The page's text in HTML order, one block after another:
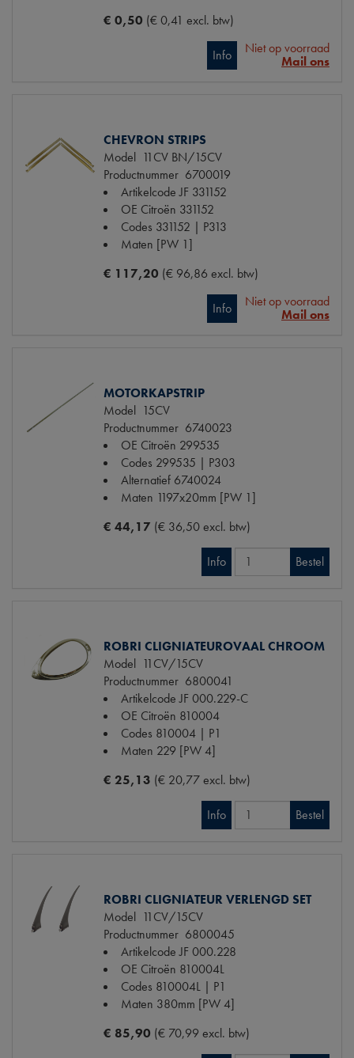
€ 0,50 (€ 0,41 excl. btw)
Info
Niet op voorraad
Mail ons
CHEVRON STRIPS
Model 11CV BN/15CV
Productnummer 6700019
Artikelcode JF 331152
OE Citroën 331152
Codes 331152 | P313
Maten [PW 1]
€ 117,20 (€ 96,86 excl. btw)
Info
Niet op voorraad
Mail ons
MOTORKAPSTRIP
Model 15CV
Productnummer 6740023
OE Citroën 299535
Codes 299535 | P303
Alternatief 6740024
Maten 1197x20mm [PW 1]
€ 44,17 (€ 36,50 excl. btw)
Info Bestel
ROBRI CLIGNIATEUROVAAL CHROOM
Model 11CV/15CV
Productnummer 6800041
Artikelcode JF000.229-C
OE Citroën 810004
Codes 810004 | P1
Maten 229 [PW 4]
€ 25,13 (€ 20,77 excl. btw)
Info Bestel
ROBRI CLIGNIATEUR VERLENGD SET
Model 11CV/15CV
Productnummer 6800045
Artikelcode JF000.228
OE Citroën 810004L
Codes 810004L | P1
Maten 380mm [PW 4]
€ 85,90 (€ 70,99 excl. btw)